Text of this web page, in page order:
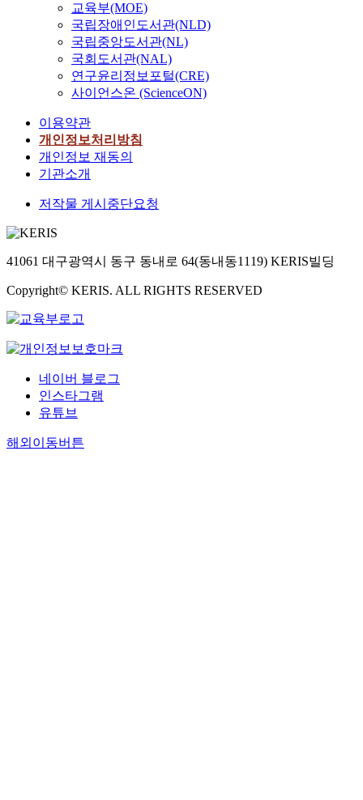
교육부(MOE)
국립장애인도서관(NLD)
국립중앙도서관(NL)
국회도서관(NAL)
연구윤리정보포털(CRE)
사이언스온 (ScienceON)
이용약관
개인정보처리방침
개인정보 재동의
기관소개
저작물 게시중단요청
41061 대구광역시 동구 동내로 64(동내동1119) KERIS빌딩
Copyright© KERIS. ALL RIGHTS RESERVED
네이버 블로그
인스타그램
유튜브
해외이동버튼